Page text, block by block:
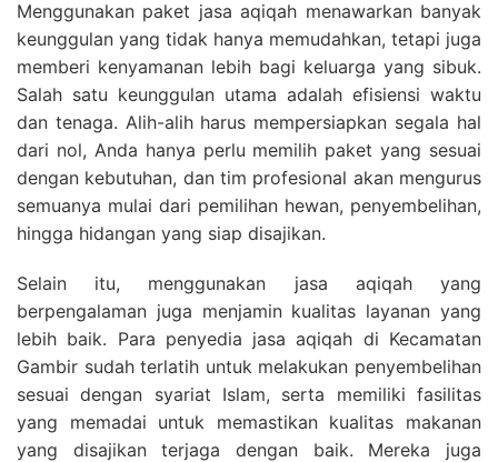
Menggunakan paket jasa aqiqah menawarkan banyak
keunggulan yang tidak hanya memudahkan, tetapi juga
memberi kenyamanan lebih bagi keluarga yang sibuk.
Salah satu keunggulan utama adalah efisiensi waktu
dan tenaga. Alih-alih harus mempersiapkan segala hal
dari nol, Anda hanya perlu memilih paket yang sesuai
dengan kebutuhan, dan tim profesional akan mengurus
semuanya mulai dari pemilihan hewan, penyembelihan,
hingga hidangan yang siap disajikan.
Selain itu, menggunakan jasa aqiqah yang
berpengalaman juga menjamin kualitas layanan yang
lebih baik. Para penyedia jasa aqiqah di Kecamatan
Gambir sudah terlatih untuk melakukan penyembelihan
sesuai dengan syariat Islam, serta memiliki fasilitas
yang memadai untuk memastikan kualitas makanan
yang disajikan terjaga dengan baik. Mereka juga